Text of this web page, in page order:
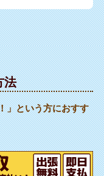
法
」という方におすす